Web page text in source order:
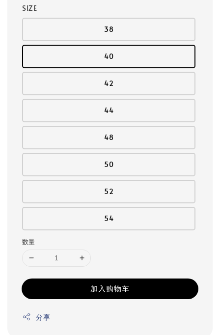
SIZE
38
40
42
44
48
50
52
54
数量
加入购物车
分享